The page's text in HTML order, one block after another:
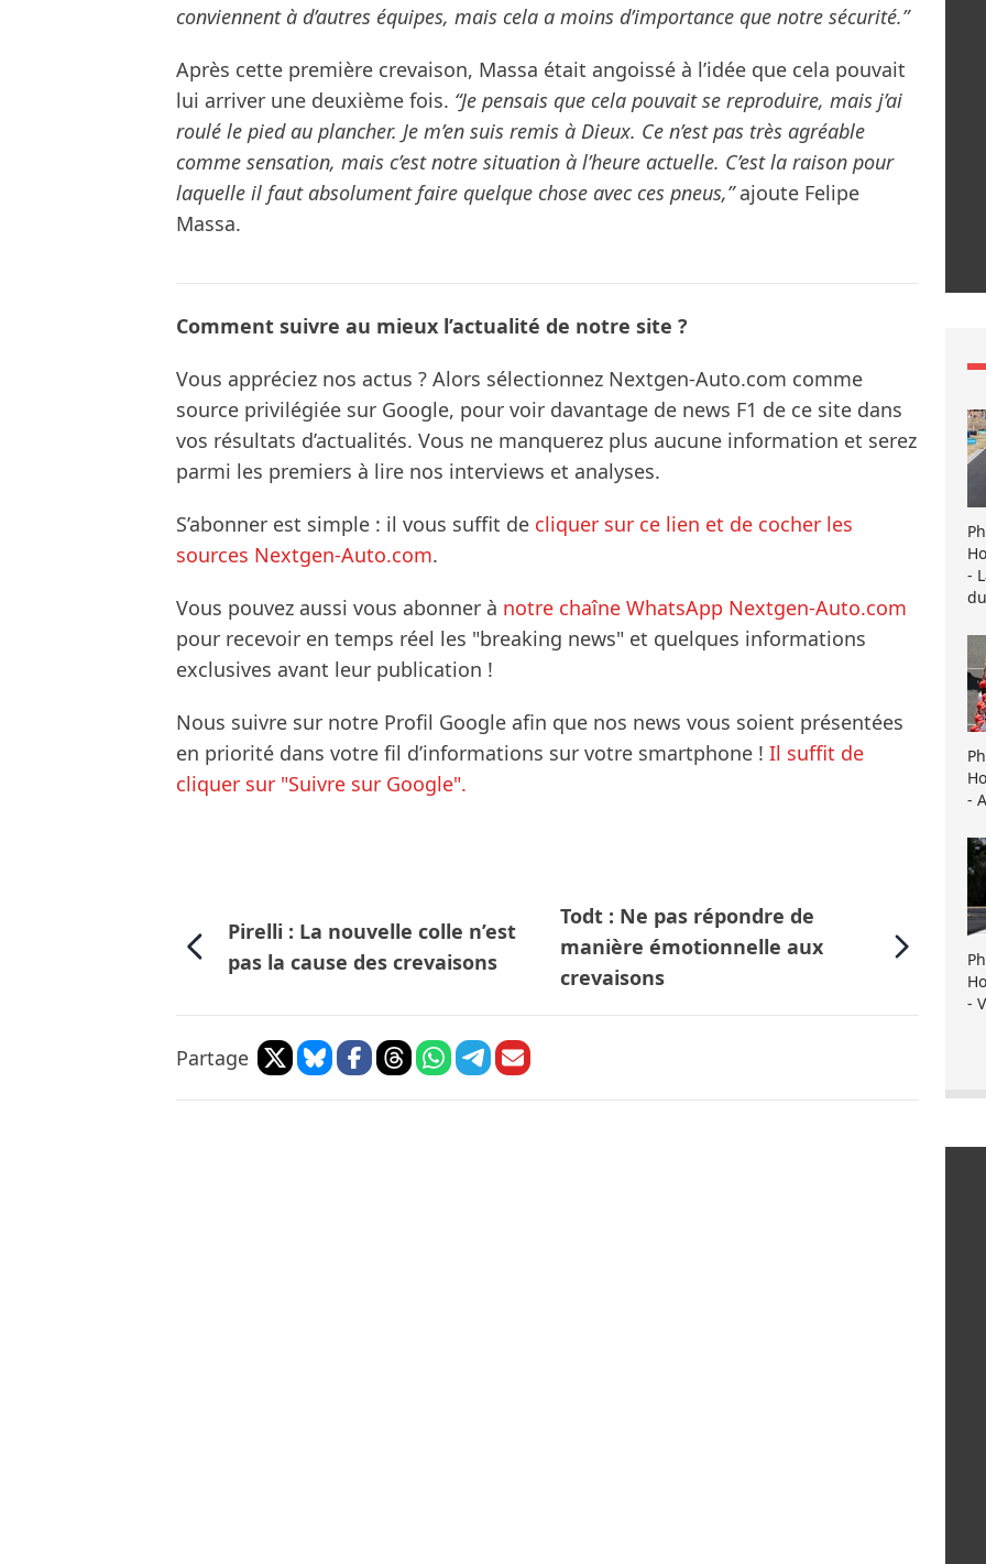
conviennent à d’autres équipes, mais cela a moins d’importance que notre sécurité.”
Après cette première crevaison, Massa était angoissé à l’idée que cela pouvait
lui arriver une deuxième fois. “Je pensais que cela pouvait se reproduire, mais j’ai
roulé le pied au plancher. Je m’en suis remis à Dieux. Ce n’est pas très agréable
comme sensation, mais c’est notre situation à l’heure actuelle. C’est la raison pour
laquelle il faut absolument faire quelque chose avec ces pneus,”ajoute Felipe
Massa.
Comment suivre au mieux l’actualité de notre site ?
Vous appréciez nos actus ? Alors sélectionnez Nextgen-Auto.com comme
source privilégiée sur Google, pour voir davantage de news F1 de ce site dans
vos résultats d’actualités. Vous ne manquerez plus aucune information et serez
parmi les premiers à lire nos interviews et analyses.
S’abonner est simple : il vous suffit de cliquer sur ce lien et de cocher les
sources Nextgen-Auto.com.
Vous pouvez aussi vous abonner à notre chaîne WhatsApp Nextgen-Auto.com
pour recevoir en temps réel les "breaking news" et quelques informations
exclusives avant leur publication !
Nous suivre sur notre Profil Google afin que nos news vous soient présentées
en priorité dans votre fil d’informations sur votre smartphone ! Il suffit de
cliquer sur "Suivre sur Google".
Pirelli : La nouvelle colle n’est
pas la cause des crevaisons
Todt : Ne pas répondre de
manière émotionnelle aux
crevaisons
Partage
-
-
-